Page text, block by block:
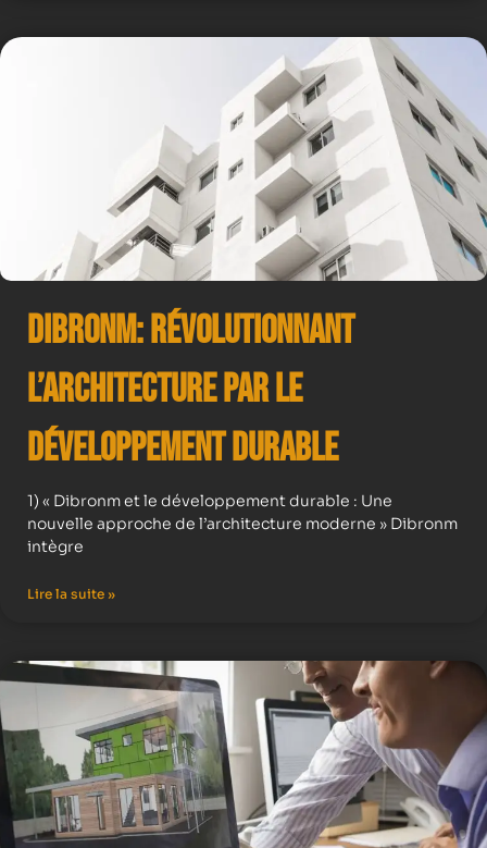
Dibronm: Révolutionnant
l’Architecture par le
Développement Durable
1) « Dibronm et le développement durable : Une
nouvelle approche de l’architecture moderne » Dibronm
intègre
Lire la suite »